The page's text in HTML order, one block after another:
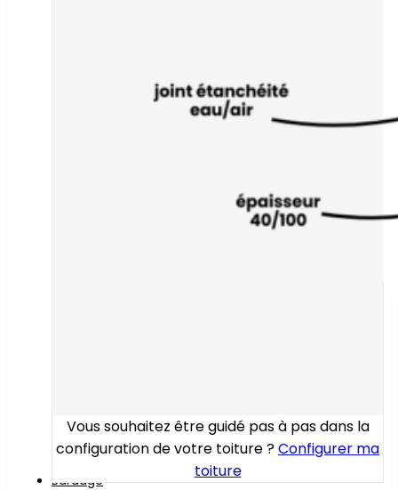
Vous souhaitez être guidé pas à pas dans la
configuration de votre toiture ?Configurer ma
toiture
Bardage